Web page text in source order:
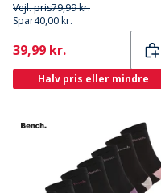
Vejl. pris79,99 kr.
Spar40,00 kr.
Current
39,99 kr.
Halv pris eller mindre